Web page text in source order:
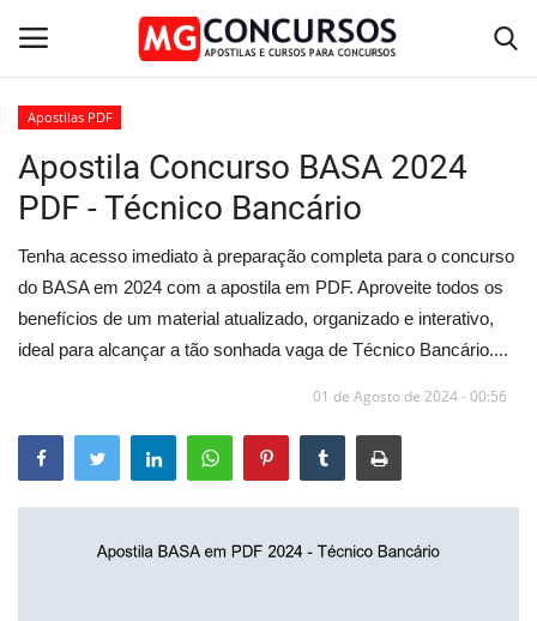
Home
Apostilas PDF
Apostila Impressa
Cursos Online
Apostilas PDF
Apostila Concurso BASA 2024
PDF - Técnico Bancário
Tenha acesso imediato à preparação completa para o concurso
do BASA em 2024 com a apostila em PDF. Aproveite todos os
benefícios de um material atualizado, organizado e interativo,
ideal para alcançar a tão sonhada vaga de Técnico Bancário....
01 de Agosto de 2024 - 00:56